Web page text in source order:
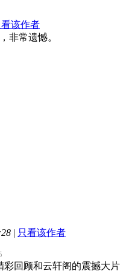
看该作者
非常遗憾。
| 只看该作者
回顾和云轩阁的震撼大